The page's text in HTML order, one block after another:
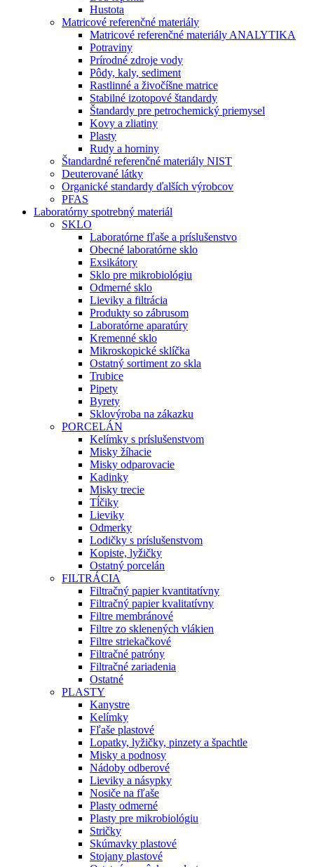
Hustota
Matricové referenčné materiály
Matricové referenčné materiály ANALYTIKA
Potraviny
Prírodné zdroje vody
Pôdy, kaly, sediment
Rastlinné a živočíšne matrice
Stabilné izotopové štandardy
Štandardy pre petrochemický priemysel
Kovy a zliatiny
Plasty
Rudy a horniny
Štandardné referenčné materiály NIST
Deuterované látky
Organické standardy ďalších výrobcov
PFAS
Laboratórny spotrebný materiál
SKLO
Laboratórne fľaše a príslušenstvo
Obecné laboratórne sklo
Exsikátory
Sklo pre mikrobiológiu
Odmerné sklo
Lieviky a filtrácia
Produkty so zábrusom
Laboratórne aparatúry
Kremenné sklo
Mikroskopické sklíčka
Ostatný sortiment zo skla
Trubice
Pipety
Byrety
Sklovýroba na zákazku
PORCELÁN
Kelímky s príslušenstvom
Misky žíhacie
Misky odparovacie
Kadinky
Misky trecie
Tĺčiky
Lieviky
Odmerky
Lodičky s príslušenstvom
Kopiste, lyžičky
Ostatný porcelán
FILTRÁCIA
Filtračný papier kvantitatívny
Filtračný papier kvalitatívny
Filtre membránové
Filtre zo sklenených vlákien
Filtre striekačkové
Filtračné patróny
Filtračné zariadenia
Ostatné
PLASTY
Kanystre
Kelímky
Fľaše plastové
Lopatky, lyžičky, pinzety a špachtle
Misky a podnosy
Nádoby odberové
Lieviky a násypky
Nosiče na fľaše
Plasty odmerné
Plasty pre mikrobiológiu
Stričky
Skúmavky plastové
Stojany plastové